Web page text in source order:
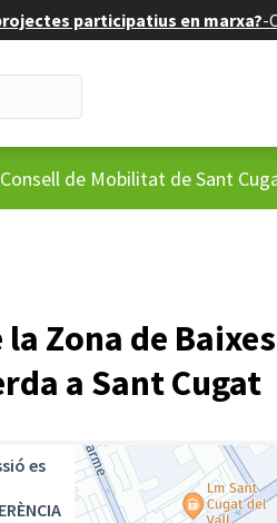
participatius en marxa?-
d'usuari
Consell de Mobilitat de Sant
Zona de Baixes
a Sant Cugat
es